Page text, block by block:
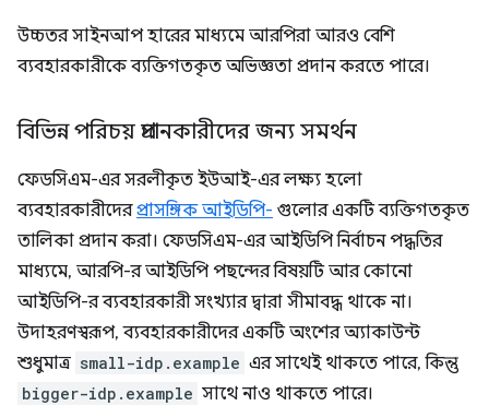
উচ্চতর সাইনআপ হারের মাধ্যমে আরপিরা আরও বেশি
ব্যবহারকারীকে ব্যক্তিগতকৃত অভিজ্ঞতা প্রদান করতে পারে।
বিভিন্ন পরিচয় প্রদানকারীদের জন্য সমর্থন
ফেডসিএম-এর সরলীকৃত ইউআই-এর লক্ষ্য হলো
ব্যবহারকারীদেরপ্রাসঙ্গিক আইডিপি- গুলোর একটি ব্যক্তিগতকৃত
তালিকা প্রদান করা। ফেডসিএম-এর আইডিপি নির্বাচন পদ্ধতির
মাধ্যমে, আরপি-র আইডিপি পছন্দের বিষয়টি আর কোনো
আইডিপি-র ব্যবহারকারী সংখ্যার দ্বারা সীমাবদ্ধ থাকে না।
উদাহরণস্বরূপ, ব্যবহারকারীদের একটি অংশের অ্যাকাউন্ট
শুধুমাত্র small-idp.example এর সাথেই থাকতে পারে, কিন্তু
bigger-idp.example সাথে নাও থাকতে পারে।